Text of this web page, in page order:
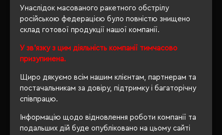
Унаслідок масованого ракетного обстрілу
російською федерацією було повністю знищено
склад готової продукції нашої компанії.
У зв'язку з цим діяльність компанії тимчасово
призупинена.
Щиро дякуємо всім нашим клієнтам, партнерам та
постачальникам за довіру, підтримку і багаторічну
співпрацю.
Інформацію щодо відновлення роботи компанії та
подальших дій буде опубліковано на цьому сайті